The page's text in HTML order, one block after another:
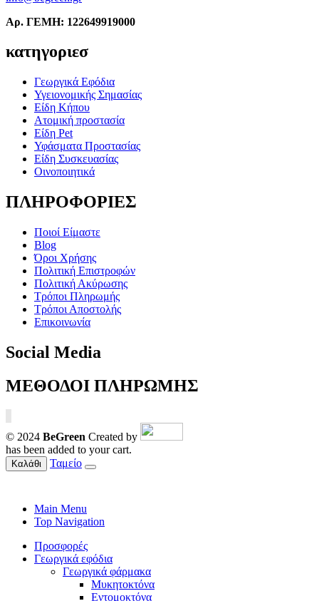
Αρ. ΓΕΜΗ: 122649919000
κατηγοριεσ
Γεωργικά Εφόδια
Υγειονομικής Σημασίας
Είδη Κήπου
Ατομική προστασία
Είδη Pet
Υφάσματα Προστασίας
Είδη Συσκευασίας
Οινοποιητικά
ΠΛΗΡΟΦΟΡΙΕΣ
Ποιοί Είμαστε
Blog
Όροι Χρήσης
Πολιτική Επιστροφών
Πολιτική Ακύρωσης
Τρόποι Πληρωμής
Τρόποι Αποστολής
Επικοινωνία
Social Media
ΜΕΘΟΔΟΙ ΠΛΗΡΩΜΗΣ
© 2024 BeGreen Created by
has been added to your cart.
Καλάθι Ταμείο
Main Menu
Top Navigation
Προσφορές
Γεωργικά εφόδια
Γεωργικά φάρμακα
Μυκητοκτόνα
Εντομοκτόνα